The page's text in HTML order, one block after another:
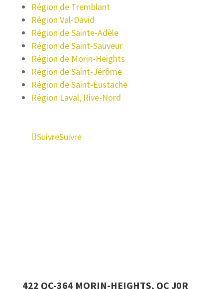
Région de Tremblant
Région Val-David
Région de Sainte-Adèle
Région de Saint-Sauveur
Région de Morin-Heights
Région de Saint-Jérôme
Région deSaint-Eustache
Région Laval, Rive-Nord
SuivreSuivre
422 QC-364 MORIN-HEIGHTS, QC J0R